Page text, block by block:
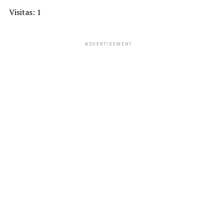
Visitas: 1
ADVERTISEMENT